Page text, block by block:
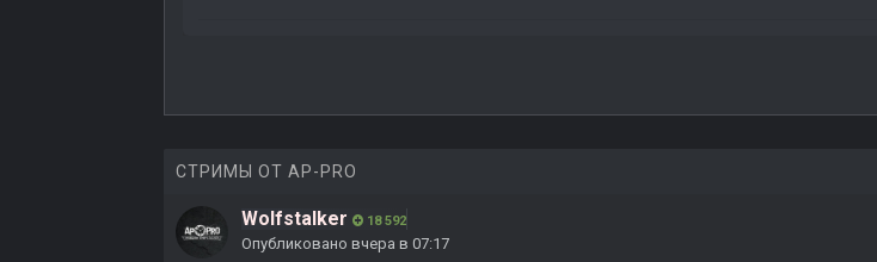
СТРИМЫ ОТ AP-PRO
Wolfstalker 18 592
Опубликовано вчера в 07:17